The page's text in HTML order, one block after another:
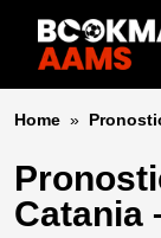
Home »
Catania